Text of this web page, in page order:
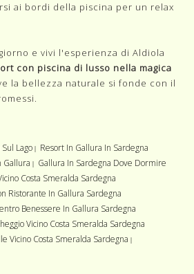
ai bordi della piscina per un relax
e vivi l'esperienza di Aldiola
con piscina di lusso nella magica
la bellezza naturale si fonde con il
Lago | Resort In Gallura In Sardegna
Gallura | Gallura In Sardegna Dove Dormire
Costa Smeralda Sardegna
Ristorante In Gallura Sardegna
Benessere In Gallura Sardegna
Vicino Costa Smeralda Sardegna
Vicino Costa Smeralda Sardegna |